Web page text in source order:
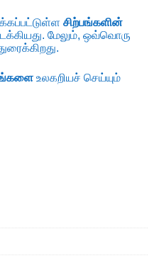
சிற்பங்களின்
மேலும், ஒவ்வொரு
உலகறியச் செய்யும்